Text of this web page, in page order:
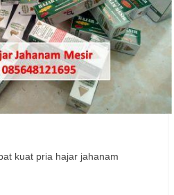
kuat pria hajar jahanam